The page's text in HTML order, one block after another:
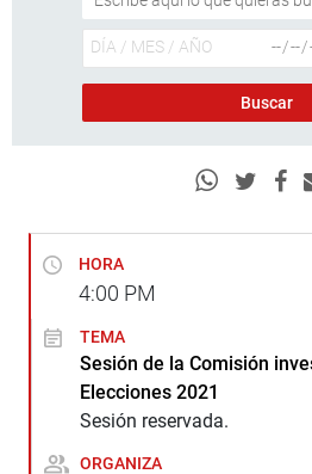
HORA
4:00 PM
TEMA
Sesión de la Comisión
Elecciones 2021
Sesión reservada.
ORGANIZA